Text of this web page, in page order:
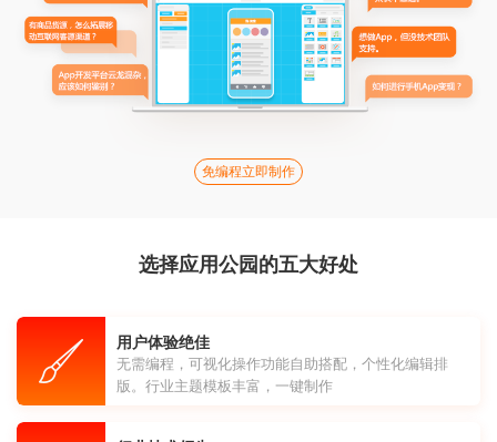
免编程立即制作
选择应用公园的五大好处
用户体验绝佳
无需编程，可视化操作功能自助搭配，个性化编辑排
版。行业主题模板丰富，一键制作